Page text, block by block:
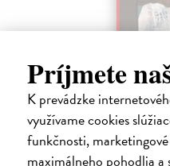
Príjmete
K prevádzke
využívame cookies
funkčnosti,
maximálneho pohodlia a
Studne mútne
Getting Peter| Kniha
Sú ikonickými postavami našej
pomenovali po nich ulice, majú